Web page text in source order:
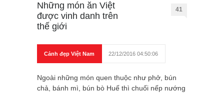
Những món ăn Việt
được vinh danh trên
thế giới
41
Cảnh đẹp Việt Nam 22/12/2016 04:50:06
Ngoài những món quen thuộc như phở, bún
chả, bánh mì, bún bò Huế thì chuối nếp nướng